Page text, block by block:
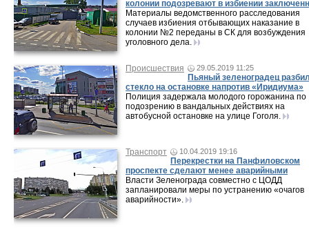
колонии подозревают в избиении
Материалы ведомственного расследования
случаев избиения отбывающих наказание в
колонии №2 переданы в СК для возбуждения
уголовного дела.
Происшествия 29.05.2019 11:25
Пьяный зеленоградец
стекло на остановке напротив «Иридиума»
Полиция задержала молодого горожанина по
подозрению в вандальных действиях на
автобусной остановке на улице Гоголя.
Транспорт 10.04.2019 19:16
Перекрестки на Панфиловском
проспекте сделают менее аварийными
Власти Зеленограда совместно с ЦОДД
запланировали меры по устранению «очагов
аварийности».